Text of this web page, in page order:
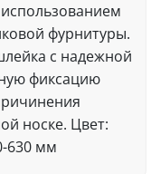
фурнитуры.
с надежной
фиксацию
носке. Цвет:
630 мм